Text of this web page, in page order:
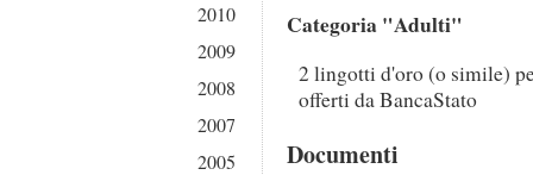
2010
2009
2008
2007
2005
Categoria "Adulti"
2 lingotti d'oro (o simile)
offerti da BancaStato
Documenti